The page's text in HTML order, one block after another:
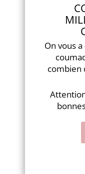
On vous
combien